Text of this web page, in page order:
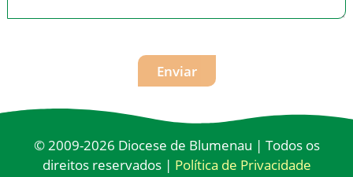
Enviar
© 2009-2026 Diocese de Blumenau | Todos os
direitos reservados | Política de Privacidade